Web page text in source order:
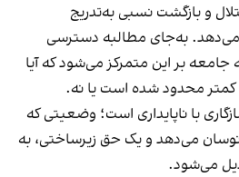
و بازگشت نسبی به‌تدریج
می‌دهد. به‌جای مطالبه دسترسی
جامعه بر این متمرکز می‌شود که آیا
محدود شده است یا نه.
با ناپایداری است؛ وضعیتی که
نوسان می‌دهد و یک حق زیرساختی، به
می‌شود.